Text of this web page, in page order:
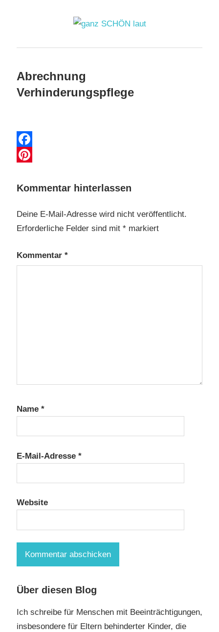
ganz
SCHÖN
laut
19. Mai 2020
Abrechnung
Verhinderungspflege
Facebook
Kommentar hinterlassen
Deine E-Mail-Adresse wird nicht veröffentlicht.
Erforderliche Felder sind mit * markiert
Kommentar *
Name *
E-Mail-Adresse *
Website
Über diesen Blog
Ich schreibe für Menschen mit Beeinträchtigungen,
insbesondere für Eltern behinderter Kinder, die